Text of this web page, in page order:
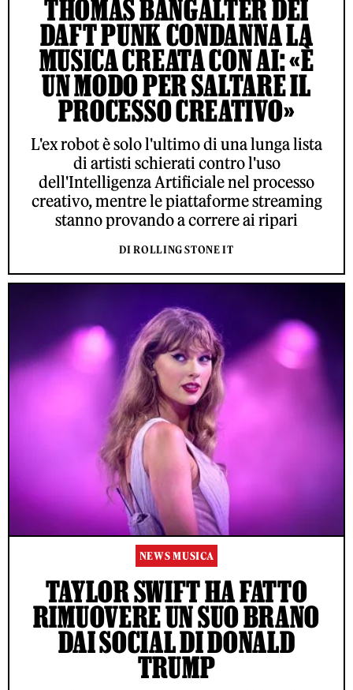
THOMAS BANGALTER DEI
DAFT PUNK CONDANNA LA
MUSICA CREATA CON AI: «È
UN MODO PER SALTARE IL
PROCESSO CREATIVO»
L'ex robot è solo l'ultimo di una lunga lista
di artisti schierati contro l'uso
dell'Intelligenza Artificiale nel processo
creativo, mentre le piattaforme streaming
stanno provando a correre ai ripari
DI ROLLING STONE IT
NEWS MUSICA
TAYLOR SWIFT HA FATTO
RIMUOVERE UN SUO BRANO
DAI SOCIAL DI DONALD
TRUMP